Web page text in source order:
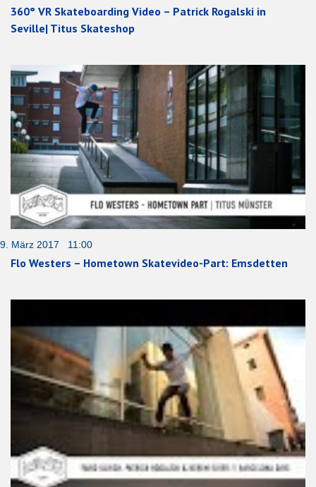
360° VR Skateboarding Video – Patrick Rogalski in
Seville| Titus Skateshop
9. März 2017 11:00
Flo Westers – Hometown Skatevideo-Part: Emsdetten